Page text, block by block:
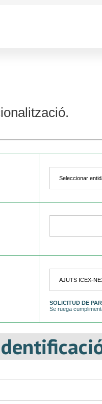
SOLICITUD DE
Se ruega